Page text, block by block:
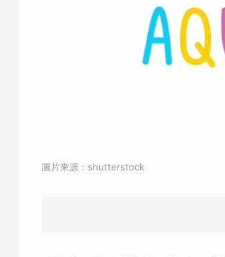
圖片來源：shutterstock